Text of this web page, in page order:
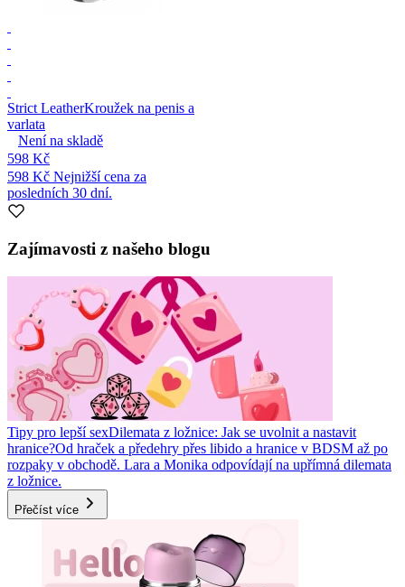
Strict LeatherKroužek na penis a
varlata
Není na skladě
598 Kč
598 Kč Nejnižší cena za
posledních 30 dní.
Zajímavosti z našeho blogu
Tipy pro lepší sexDilemata z ložnice: Jak se uvolnit a nastavit
hranice?Od hraček a předehry přes libido a hranice v BDSM až po
rozpaky v obchodě. Lara a Monika odpovídají na upřímná dilemata
z ložnice.
Přečíst více